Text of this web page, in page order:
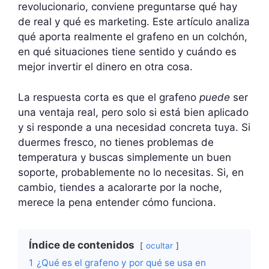
revolucionario, conviene preguntarse qué hay
de real y qué es marketing. Este artículo analiza
qué aporta realmente el grafeno en un colchón,
en qué situaciones tiene sentido y cuándo es
mejor invertir el dinero en otra cosa.
La respuesta corta es que el grafeno puede ser
una ventaja real, pero solo si está bien aplicado
y si responde a una necesidad concreta tuya. Si
duermes fresco, no tienes problemas de
temperatura y buscas simplemente un buen
soporte, probablemente no lo necesitas. Si, en
cambio, tiendes a acalorarte por la noche,
merece la pena entender cómo funciona.
Índice de contenidos ocultar
1 ¿Qué es el grafeno y por qué se usa en